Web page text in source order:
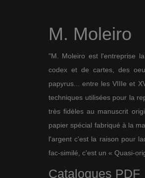
M. Moleiro
"M. Moleiro est l'entreprise
codex et de cartes, des
papyrus... entre les VIIIe et
techniques utilisées pour la
très fidèles au manuscrit
papier spécial fabriqué à la
l'argent c'est la raison pour
fac-similé, c'est un « Quasi-
Catalogues PDF